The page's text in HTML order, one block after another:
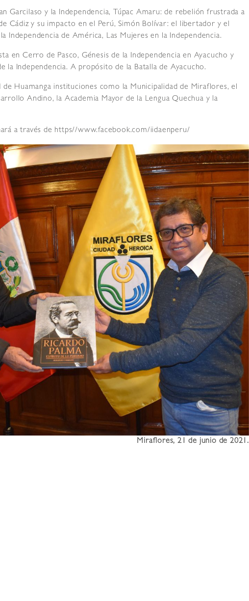
Garcilaso y la Independencia, Túpac Amaru: de rebelión frustrada a
Cádiz y su impacto en el Perú, Simón Bolívar: el libertador y el
Independencia de América, Las Mujeres en la Independencia.
en Cerro de Pasco, Génesis de la Independencia en Ayacucho y
la Independencia. A propósito de la Batalla de Ayacucho.
Huamanga instituciones como la Municipalidad de Miraflores, el
Andino, la Academia Mayor de la Lengua Quechua y la
a través de https//www.facebook.com/iidaenperu/
Miraflores, 21 de junio de 2021.